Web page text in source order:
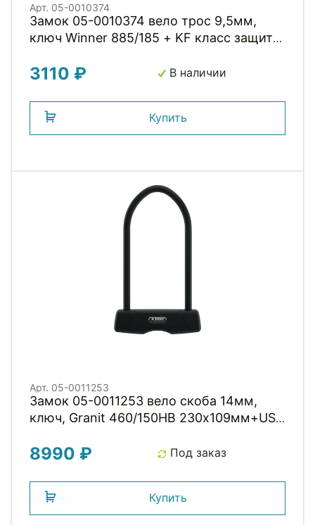
Арт. 05-0010374
Замок 05-0010374 вело трос 9,5мм,
ключ Winner 885/185 + KF класс защиты
3110 ₽ В наличии
Купить
Арт. 05-0011253
Замок 05-0011253 вело скоба 14мм,
ключ, Granit 460/150HB 230х109мм+US
черный ABUS
8990 ₽ Под заказ
Купить